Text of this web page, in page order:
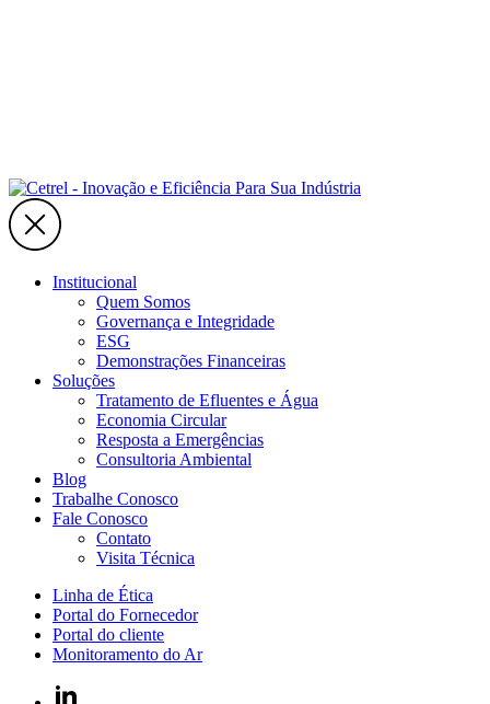
Institucional
Quem Somos
Governança e Integridade
ESG
Demonstrações Financeiras
Soluções
Tratamento de Efluentes e Água
Economia Circular
Resposta a Emergências
Consultoria Ambiental
Blog
Trabalhe Conosco
Fale Conosco
Contato
Visita Técnica
Linha de Ética
Portal do Fornecedor
Portal do cliente
Monitoramento do Ar